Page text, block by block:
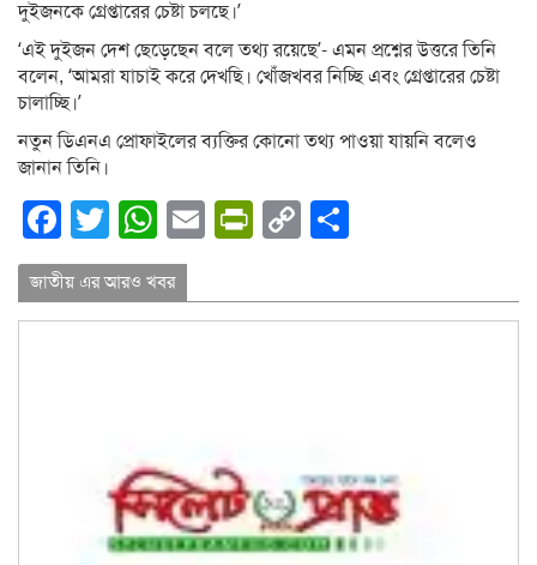
দুইজনকে গ্রেপ্তারের চেষ্টা চলছে।’
‘এই দুইজন দেশ ছেড়েছেন বলে তথ্য রয়েছে’- এমন প্রশ্নের উত্তরে তিনি
বলেন, ‘আমরা যাচাই করে দেখছি। খোঁজখবর নিচ্ছি এবং গ্রেপ্তারের চেষ্টা
চালাচ্ছি।’
নতুন ডিএনএ প্রোফাইলের ব্যক্তির কোনো তথ্য পাওয়া যায়নি বলেও
জানান তিনি।
Facebook
Twitter
WhatsApp
EmailPrintFriendly
Copy
জাতীয় এর আরও খবর